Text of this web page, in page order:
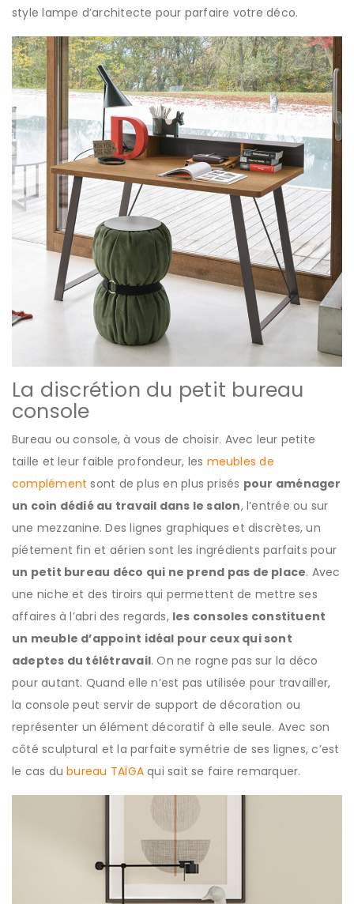
style lampe d’architecte pour parfaire votre déco.
La discrétion du petit bureau
console
Bureau ou console, à vous de choisir. Avec leur petite
taille et leur faible profondeur, les meubles de
complément sont de plus en plus prisés pour aménager
un coin dédié au travail dans le salon, l’entrée ou sur
une mezzanine. Des lignes graphiques et discrètes, un
piétement fin et aérien sont les ingrédients parfaits pour
un petit bureau déco qui ne prend pas de place. Avec
une niche et des tiroirs qui permettent de mettre ses
affaires à l’abri des regards, les consoles constituent
un meuble d’appoint idéal pour ceux qui sont
adeptes du télétravail. On ne rogne pas sur la déco
pour autant. Quand elle n’est pas utilisée pour travailler,
la console peut servir de support de décoration ou
représenter un élément décoratif à elle seule. Avec son
côté sculptural et la parfaite symétrie de ses lignes, c’est
le cas dubureau TAÏGAqui sait se faire remarquer.